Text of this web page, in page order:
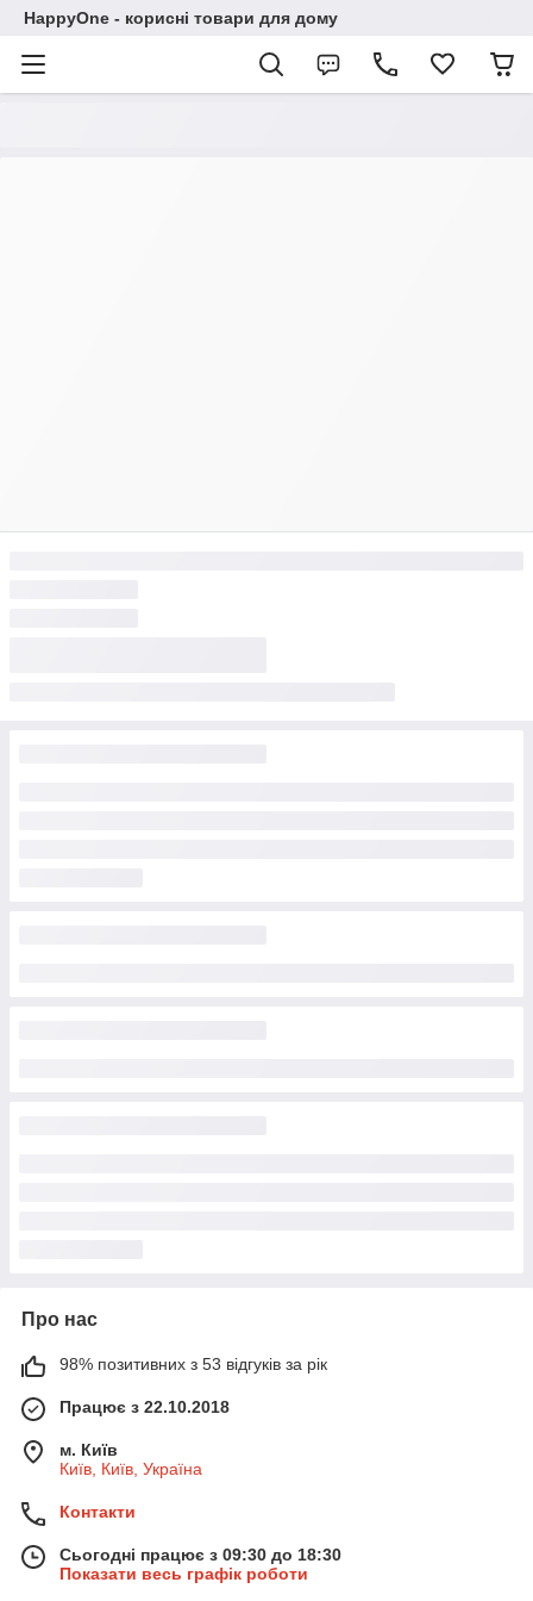
HappyOne - корисні товари для дому
Про нас
98% позитивних з 53 відгуків за рік
Працює з 22.10.2018
м. Київ
Київ, Київ, Україна
Контакти
Сьогодні працює з 09:30 до 18:30
Показати весь графік роботи